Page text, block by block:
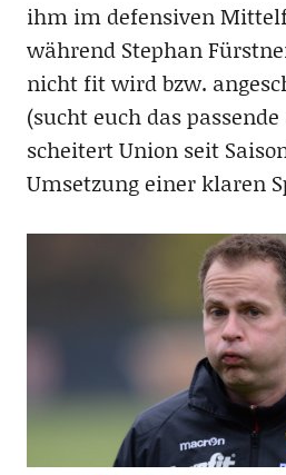
ihm im defensiven
während Stephan
nicht fit wird bzw.
(sucht euch das
scheitert Union seit
Umsetzung einer klaren